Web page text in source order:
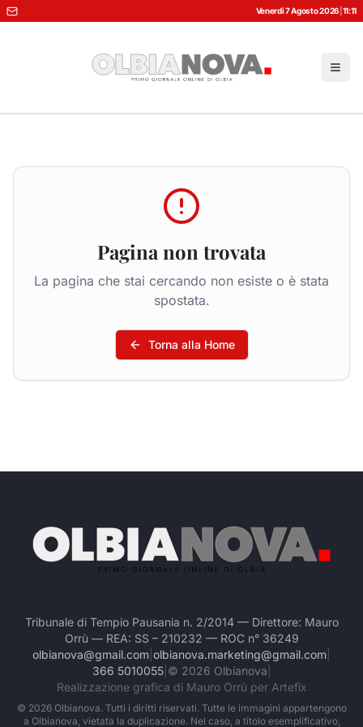
Venerdì 7 Agosto 2026 11:11
Pagina non trovata
La pagina che stai cercando non esiste o è stata
spostata.
Torna alla Home
Tribunale di Tempio Pausania n. 2/2014 — Direttore: Mauro
Orrù — REA: SS – 210232 — ROC n° 36249
olbianova@gmail.com olbianova.marketing@gmail.com
366 5010055| © 2026 Olbianova
Realizzazione grafica di Mauro Orrù per Artefix
© 2026Olbianova. Tutti i diritti riservati. Tutte le immagini appartengono
a Olbianova, vietata la duplicazione. Nel caso, a titolo esemplificativo,